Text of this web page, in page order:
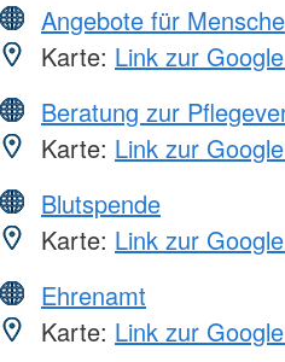
Angebote für
Karte: Link zur
Beratung zur
Karte: Link zur
Blutspende
Karte: Link zur
Ehrenamt
Karte: Link zur